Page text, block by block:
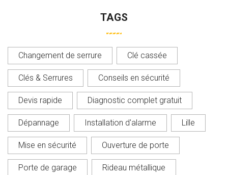
TAGS
Changement de serrure Clé cassée
Clés & Serrures Conseils en sécurité
Devis rapide Diagnostic complet gratuit
Dépannage Installation d'alarme Lille
Mise en sécurité Ouverture de porte
Porte de garage Rideau métallique